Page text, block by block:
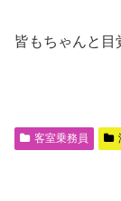
皆もちゃんと目
客室乗務員